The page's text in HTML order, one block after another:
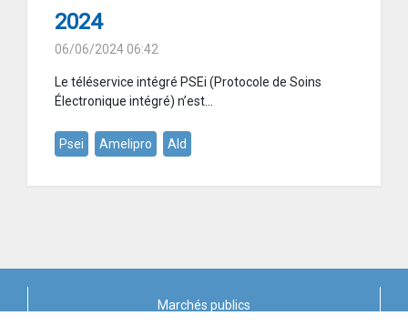
2024
06/06/2024 06:42
Le téléservice intégré PSEi (Protocole de Soins
Électronique intégré) n’est...
Psei Amelipro Ald
Marchés publics